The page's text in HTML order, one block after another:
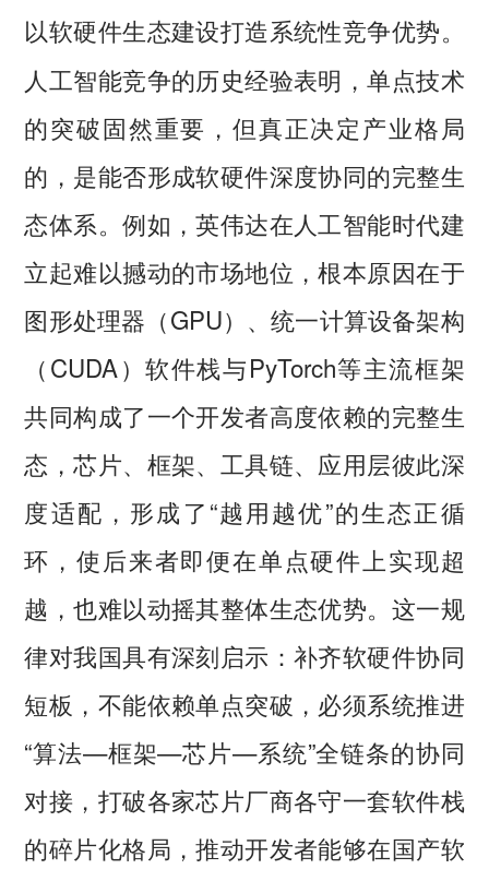
以软硬件生态建设打造系统性竞争优势。
人工智能竞争的历史经验表明，单点技术
的突破固然重要，但真正决定产业格局
的，是能否形成软硬件深度协同的完整生
态体系。例如，英伟达在人工智能时代建
立起难以撼动的市场地位，根本原因在于
图形处理器（GPU）、统一计算设备架构
（CUDA）软件栈与PyTorch等主流框架
共同构成了一个开发者高度依赖的完整生
态，芯片、框架、工具链、应用层彼此深
度适配，形成了“越用越优”的生态正循
环，使后来者即便在单点硬件上实现超
越，也难以动摇其整体生态优势。这一规
律对我国具有深刻启示：补齐软硬件协同
短板，不能依赖单点突破，必须系统推进
“算法—框架—芯片—系统”全链条的协同
对接，打破各家芯片厂商各守一套软件栈
的碎片化格局，推动开发者能够在国产软